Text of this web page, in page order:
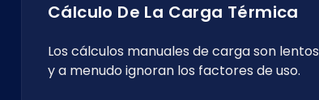
Cálculo De La Carga Térmica
Los cálculos manuales de carga son lentos
y a menudo ignoran los factores de uso.